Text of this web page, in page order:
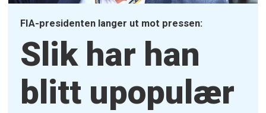
FIA-presidenten langer ut mot pressen:
Slik har han
blitt upopulær